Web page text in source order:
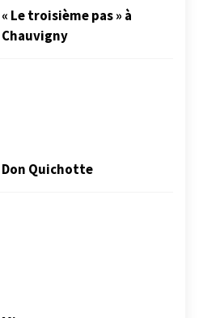
« Le troisième pas » à
Chauvigny
Don Quichotte